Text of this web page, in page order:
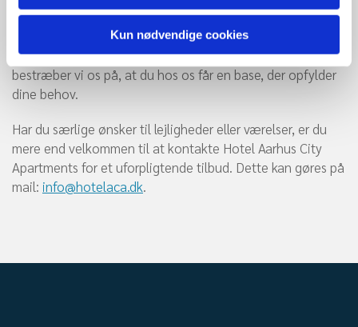
Kun nødvendige cookies
Du har mulighed for både korte eller længere ophold på
vores hotel i Aarhus midtby, og her kan du føle dig hjemme
fra første dag. Uanset hvor lang tid du skal være i Aarhus,
bestræber vi os på, at du hos os får en base, der opfylder
dine behov.
Har du særlige ønsker til lejligheder eller værelser, er du
mere end velkommen til at kontakte Hotel Aarhus City
Apartments for et uforpligtende tilbud. Dette kan gøres på
mail: info@hotelaca.dk.